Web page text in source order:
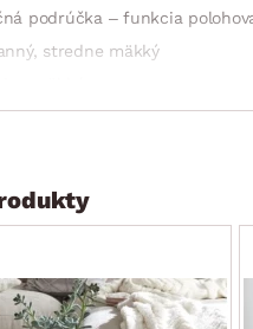
podrúčka – funkcia
stredne mäkký
chrbta v hornej časti
cm
chrómový lesk, tvar valec/